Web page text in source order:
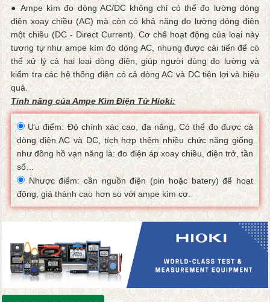
● Ampe kìm đo dòng AC/DC không chỉ có thể đo lường dòng
điện xoay chiều (AC) mà còn có khả năng đo lường dòng điện
một chiều (DC - Direct Current). Cơ chế hoạt động của loại này
tương tự như ampe kìm đo dòng AC, nhưng được cải tiến để có
thể xử lý cả hai loại dòng điện, giúp người dùng đo lường và
kiểm tra các hệ thống điện có cả dòng AC và DC tiện lợi và hiệu
quả.
Tính năng của Ampe Kìm Điện Tử Hioki:
Ưu điểm: Độ chính xác cao, đa năng, Có thể đo được cả
dòng điện AC và DC, tích hợp thêm nhiều chức năng giống
như đồng hồ vạn năng là: đo điện áp xoay chiều, điện trở, tần
số…
Nhược điểm: cần nguồn điện (pin hoặc batery) để hoạt
động, giá thành cao hơn so với ampe kìm cơ.